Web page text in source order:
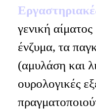
γενική
ένζυμα, τα
(αμυλάση και
ουρολογικές